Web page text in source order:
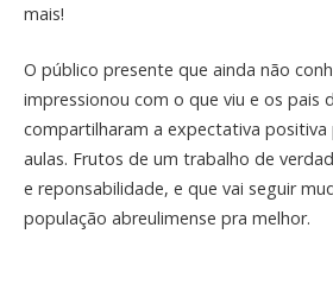
mais!
O público presente que ainda não
impressionou com o que viu e os pais
compartilharam a expectativa positiva
aulas. Frutos de um trabalho de
e reponsabilidade, e que vai seguir
população abreulimense pra melhor.